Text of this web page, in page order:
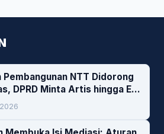
Pembangunan NTT Didorong
DPRD Minta Artis hingga EO
Prioritas